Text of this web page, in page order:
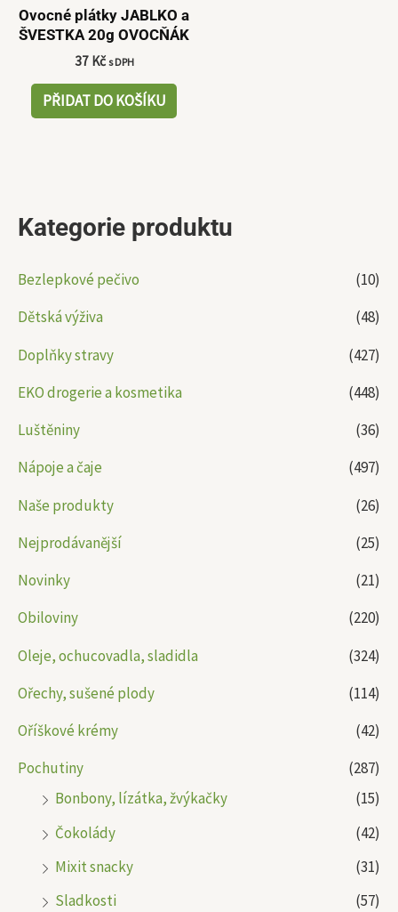
Kategorie produktu
Bezlepkové pečivo
(10)
Dětská výživa
(48)
Doplňky stravy
(427)
EKO drogerie a kosmetika
(448)
Luštěniny
(36)
Nápoje a čaje
(497)
Naše produkty
(26)
Nejprodávanější
(25)
Novinky
(21)
Obiloviny
(220)
Oleje, ochucovadla, sladidla
(324)
Ořechy, sušené plody
(114)
Oříškové krémy
(42)
Pochutiny
(287)
Bonbony, lízátka, žvýkačky
(15)
Čokolády
(42)
Mixit snacky
(31)
Sladkosti
(57)
Ovocné plátky JABLKO a
ŠVESTKA 20g OVOCŇÁK
37 Kč s DPH
PŘIDAT DO KOŠÍKU